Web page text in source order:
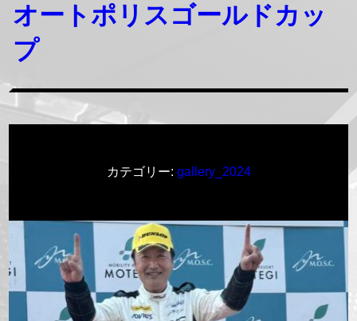
オートポリスゴールドカッ
プ
カテゴリー: gallery_2024